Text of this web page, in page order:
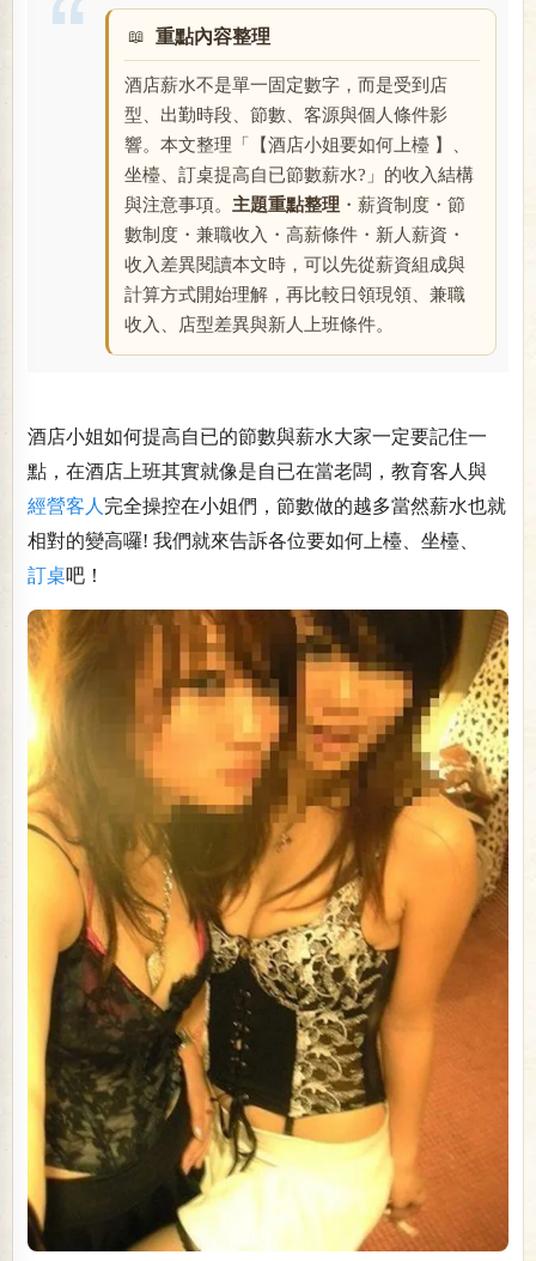
重點內容整理
酒店薪水不是單一固定數字，而是受到店
型、出勤時段、節數、客源與個人條件影
響。本文整理「【酒店小姐要如何上檯 】、
坐檯、訂桌提高自已節數薪水?」的收入結構
與注意事項。 主題重點整理 ・薪資制度・節
數制度・兼職收入・高薪條件・新人薪資・
收入差異閱讀本文時，可以先從薪資組成與
計算方式開始理解，再比較日領現領、兼職
收入、店型差異與新人上班條件。
酒店小姐如何提高自已的節數與薪水大家一定要記住一
點，在酒店上班其實就像是自已在當老闆，教育客人與
經營客人 完全操控在小姐們，節數做的越多當然薪水也就
相對的變高囉! 我們就來告訴各位要如何上檯、坐檯、
訂桌吧！